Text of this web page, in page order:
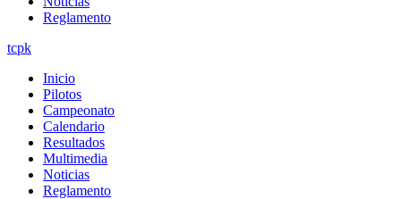
Reglamento
tcpk
Inicio
Pilotos
Campeonato
Calendario
Resultados
Multimedia
Noticias
Reglamento